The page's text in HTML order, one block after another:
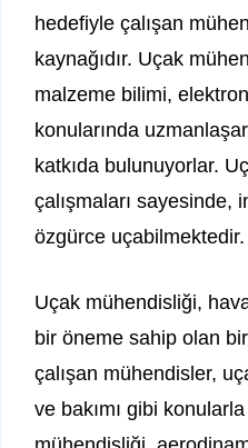
hedefiyle çalışan
kaynağıdır. Uçak
malzeme bilimi,
konularında
katkıda bulunuyorlar.
çalışmaları sayesinde,
özgürce uçabilmektedir.
Uçak mühendisliği,
bir öneme sahip olan
çalışan mühendisler,
ve bakımı gibi